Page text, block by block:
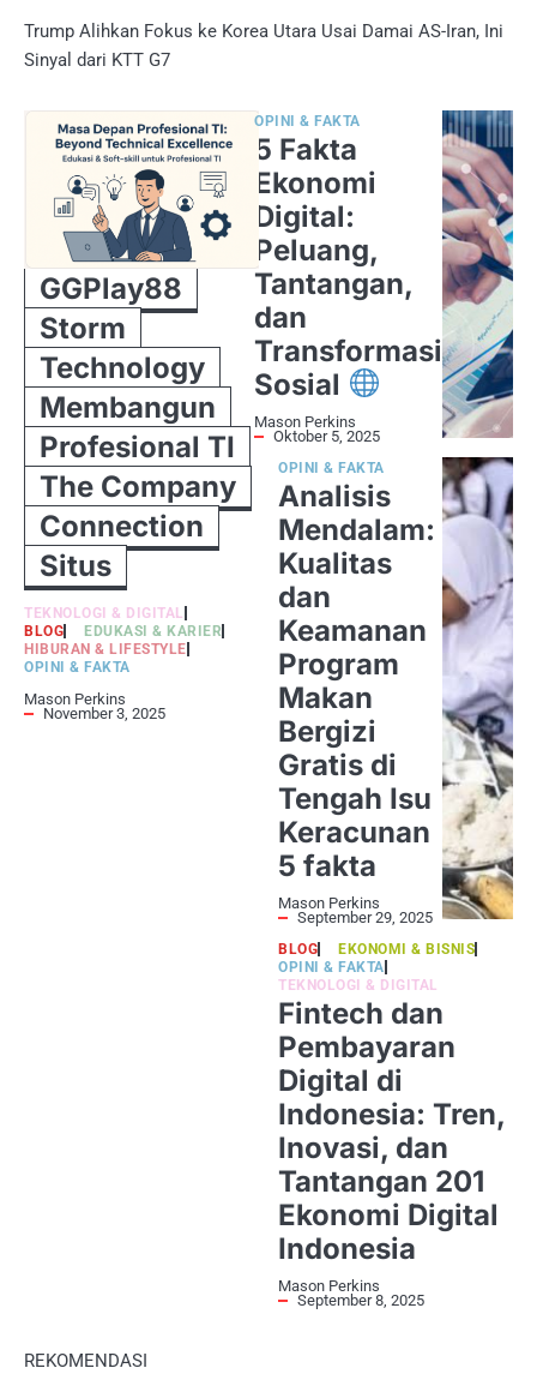
Trump Alihkan Fokus ke Korea Utara Usai Damai AS-Iran, Ini
Sinyal dari KTT G7
GGPlay88
Storm
Technology
Membangun
Profesional TI
The Company
Connection
Situs
TEKNOLOGI & DIGITAL
BLOG
EDUKASI & KARIER
HIBURAN & LIFESTYLE
OPINI & FAKTA
Mason Perkins
November 3, 2025
5 Fakta
Ekonomi
Digital:
Peluang,
Tantangan,
dan
Transformasi
Sosial
OPINI & FAKTA
Mason Perkins
Oktober 5, 2025
Analisis
Mendalam:
Kualitas
dan
Keamanan
Program
Makan
Bergizi
Gratis di
Tengah Isu
Keracunan
5 fakta
OPINI & FAKTA
Mason Perkins
September 29, 2025
Fintech dan
Pembayaran
Digital di
Indonesia: Tren,
Inovasi, dan
Tantangan 201
Ekonomi Digital
Indonesia
BLOG
EKONOMI & BISNIS
OPINI & FAKTA
TEKNOLOGI & DIGITAL
Mason Perkins
September 8, 2025
REKOMENDASI